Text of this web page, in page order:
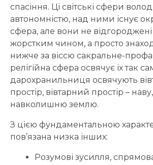
спасіння. Ці світські сфери
автономністю, над ними існує
сфера, але вони не відгороджені
жорстким чином, а просто
нижче за віссю сакральне-
релігійна сфера освячує їх так
дарохранильниця освячують
простір, вівтарний простір –
навколишню землю.
З цією фундаментальною
пов’язана низка інших:
Розумові зусилля,